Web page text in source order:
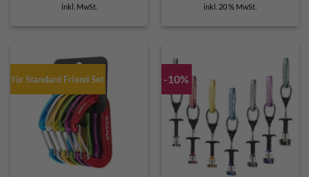
inkl. MwSt. inkl. 20 % MwSt.
für Standard Friend Set -10%